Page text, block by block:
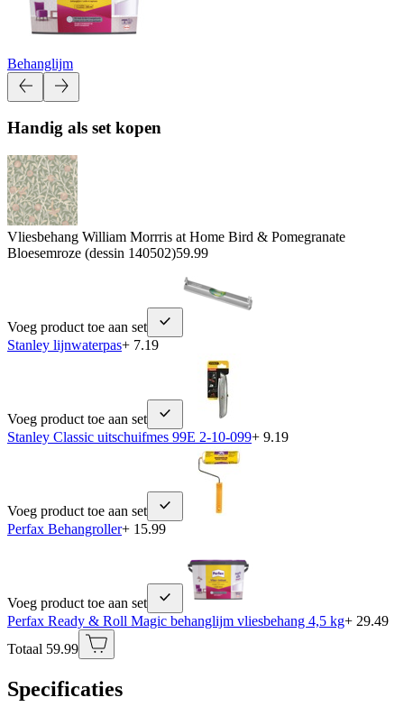
Behanglijm
Handig als set kopen
Vliesbehang William Morrris at Home Bird & Pomegranate
Bloesemroze (dessin 140502)59.99
Voeg product toe aan set
Stanley lijnwaterpas+ 7.19
Voeg product toe aan set
Stanley Classic uitschuifmes 99E 2-10-099+ 9.19
Voeg product toe aan set
Perfax Behangroller+ 15.99
Voeg product toe aan set
Perfax Ready & Roll Magic behanglijm vliesbehang 4,5 kg+ 29.49
Totaal 59.99
Specificaties